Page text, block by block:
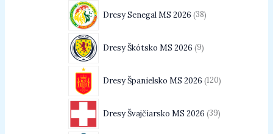
Dresy Senegal MS 2026 38
Dresy Škótsko MS 2026 9
Dresy Španielsko MS 2026 120
Dresy Švajčiarsko MS 2026 39